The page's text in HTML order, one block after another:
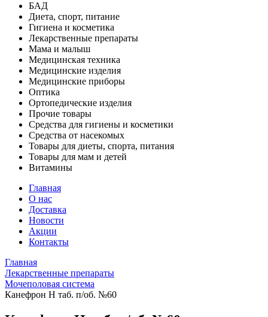
БАД
Диета, спорт, питание
Гигиена и косметика
Лекарственные препараты
Мама и малыш
Медицинская техника
Медицинские изделия
Медицинские приборы
Оптика
Ортопедические изделия
Прочие товары
Средства для гигиены и косметики
Средства от насекомых
Товары для диеты, спорта, питания
Товары для мам и детей
Витамины
Главная
О нас
Доставка
Новости
Акции
Контакты
Главная
Лекарственные препараты
Мочеполовая система
Канефрон Н таб. п/об. №60